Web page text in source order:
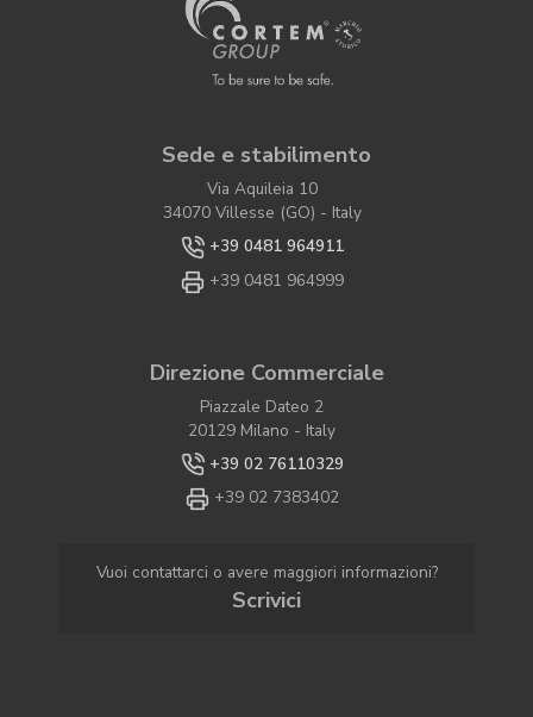
Sede e stabilimento
Via Aquileia 10
34070 Villesse (GO) - Italy
+39 0481 964911
+39 0481 964999
Direzione Commerciale
Piazzale Dateo 2
20129 Milano - Italy
+39 02 76110329
+39 02 7383402
Vuoi contattarci o avere maggiori informazioni?
Scrivici